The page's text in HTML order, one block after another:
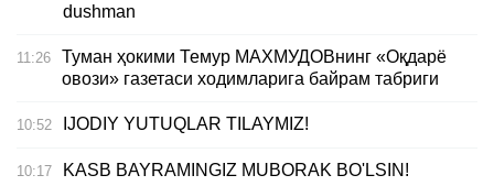
dushman
11:26
Туман ҳокими Темур МАХМУДОВнинг «Оқдарё
овози» газетаси ходимларига байрам табриги
10:52 IJODIY YUTUQLAR TILAYMIZ!
10:17 KASB BAYRAMINGIZ MUBORAK BO'LSIN!